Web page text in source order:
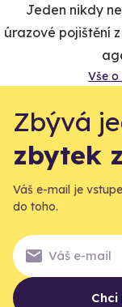
Jeden nikdy
úrazové pojištění
Vše
Zbývá
zbytek
Váš e-mail je
do toho.